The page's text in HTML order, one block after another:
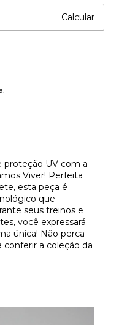
Calcular
proteção UV com a
Viver! Perfeita
esta peça é
que
seus treinos e
você expressará
única! Não perca
a coleção da